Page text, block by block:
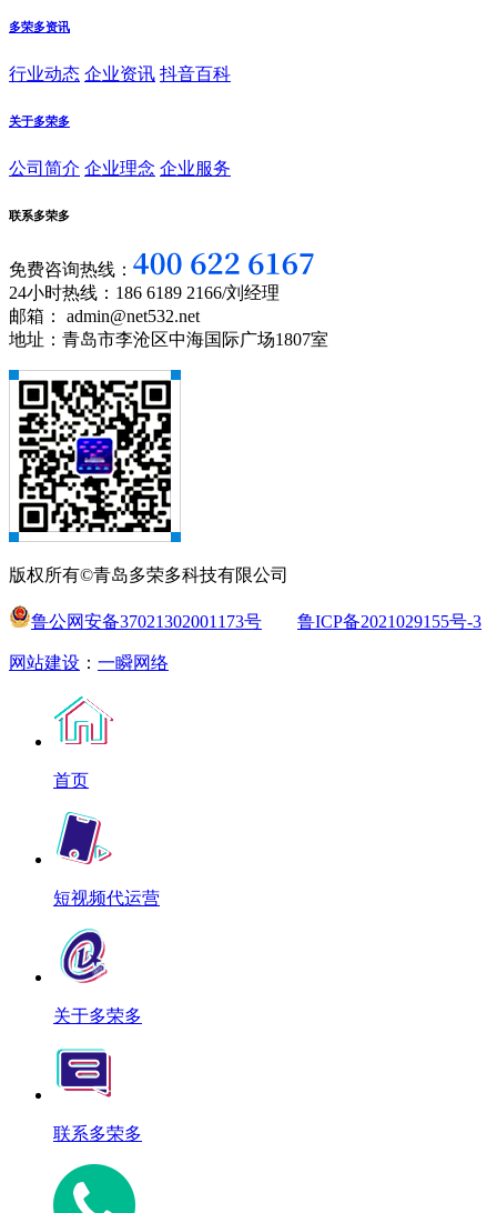
多荣多资讯
行业动态 企业资讯 抖音百科
关于多荣多
公司简介 企业理念 企业服务
联系多荣多
免费咨询热线：
24小时热线：186 6189 2166/刘经理
邮箱： admin@net532.net
地址：青岛市李沧区中海国际广场1807室
版权所有©青岛多荣多科技有限公司
鲁公网安备37021302001173号 鲁ICP备2021029155号-3
网站建设 ： 一瞬网络
首页
短视频代运营
关于多荣多
联系多荣多